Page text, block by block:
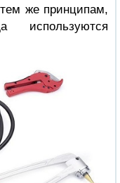
же принципам,